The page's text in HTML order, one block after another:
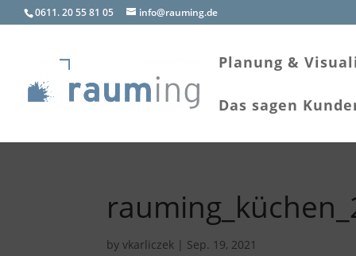
0611. 20 55 81 05 info@rauming.de
Planung &
Das sagen
byvkarliczek | Sep. 19, 2021